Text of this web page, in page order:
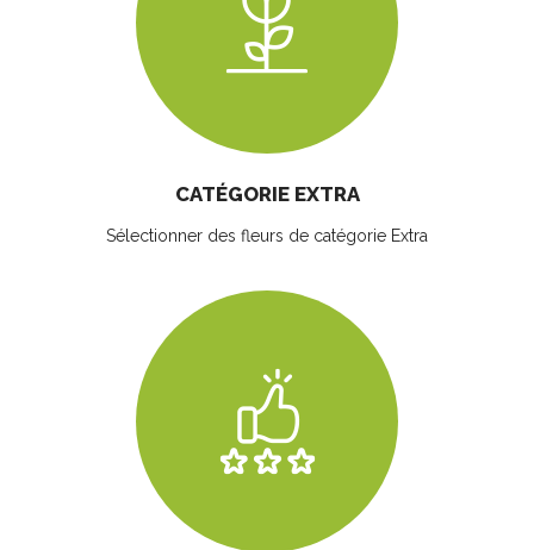
CATÉGORIE EXTRA
Sélectionner des fleurs de catégorie Extra